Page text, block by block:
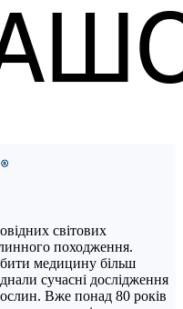
світових
походження.
медицину більш
сучасні дослідження
Вже понад 80 років